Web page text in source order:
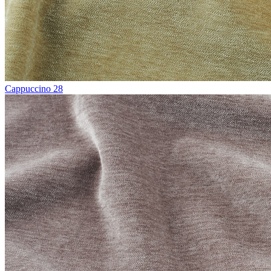
Cappuccino 28